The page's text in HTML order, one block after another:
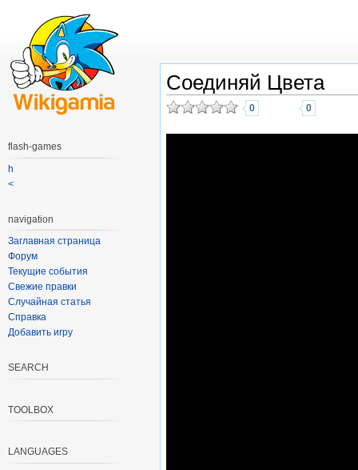
Соединяй Цвета
0 0
flash-games
h
<
navigation
Заглавная страница
Форум
Текущие события
Свежие правки
Случайная статья
Справка
Добавить игру
SEARCH
TOOLBOX
LANGUAGES